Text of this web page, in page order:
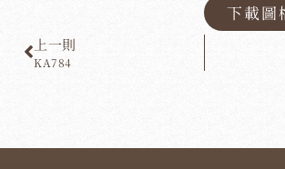
下載圖
上一則
KA784